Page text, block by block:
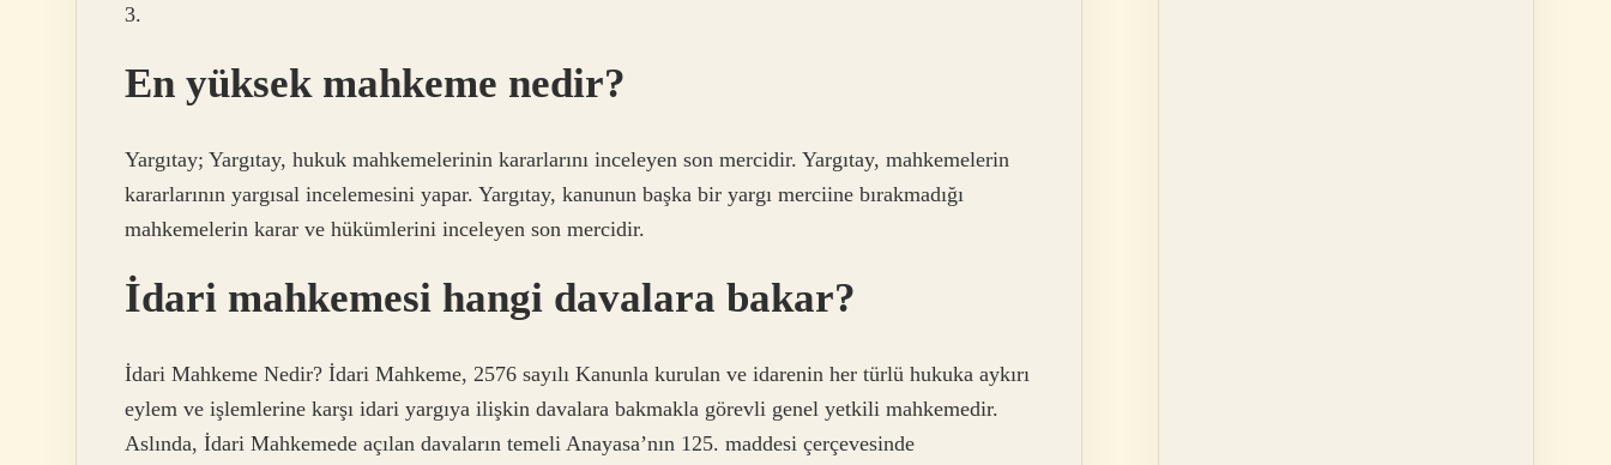
3.
En yüksek mahkeme nedir?
Yargıtay; Yargıtay, hukuk mahkemelerinin kararlarını inceleyen son mercidir. Yargıtay, mahkemelerin
kararlarının yargısal incelemesini yapar. Yargıtay, kanunun başka bir yargı merciine bırakmadığı
mahkemelerin karar ve hükümlerini inceleyen son mercidir.
İdari mahkemesi hangi davalara bakar?
İdari Mahkeme Nedir? İdari Mahkeme, 2576 sayılı Kanunla kurulan ve idarenin her türlü hukuka aykırı
eylem ve işlemlerine karşı idari yargıya ilişkin davalara bakmakla görevli genel yetkili mahkemedir.
Aslında, İdari Mahkemede açılan davaların temeli Anayasa’nın 125. maddesi çerçevesinde